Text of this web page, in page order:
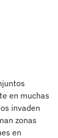
en muchas
invaden
zonas
en